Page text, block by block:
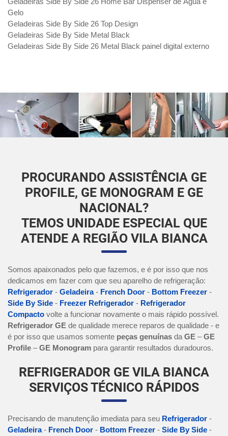
Gelo
Geladeiras Side By Side 26 Top Design
Geladeiras Side By Side Metal Black
Geladeiras Side By Side 26 Metal Black painel digital externo
PROCURANDO ASSISTÊNCIA GE
PROFILE, GE MONOGRAM E GE
NACIONAL?
TEMOS UNIDADE ESPECIAL QUE
ATENDE A REGIÃO VILA BIANCA
Somos apaixonados pelo que fazemos, e é por isso que nos
dedicamos em fazer com que seu aparelho de refrigeração:
Refrigerador - Geladeira- French Door - Bottom Freezer -
Side By Side - Freezer Refrigerador - Refrigerador
Compacto volte a funcionar novamente o mais rápido possível.
Refrigerador GE de qualidade merece reparos de qualidade - e
é por isso que usamos somente peças genuínas da GE –GE
Profile –GE Monogram para garantir resultados duradouros.
REFRIGERADOR GE VILA BIANCA
SERVIÇOS TÉCNICO RÁPIDOS
Precisando de manutenção imediata para seu Refrigerador -
Geladeira- French Door - Bottom Freezer - Side By Side -